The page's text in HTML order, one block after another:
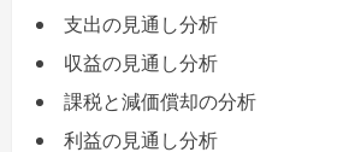
支出の見通し分析
収益の見通し分析
課税と減価償却の分析
利益の見通し分析